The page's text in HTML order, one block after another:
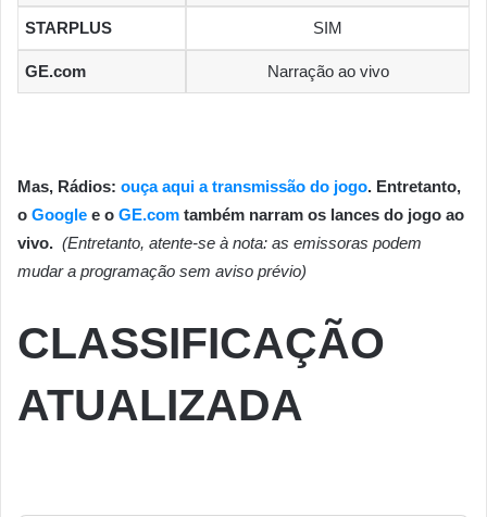
STARPLUS SIM
GE.com Narração ao vivo
Mas, Rádios: ouça aqui a transmissão do jogo. Entretanto,
o Google e o GE.com também narram os lances do jogo ao
vivo. (Entretanto, atente-se à nota: as emissoras podem
mudar a programação sem aviso prévio)
CLASSIFICAÇÃO
ATUALIZADA